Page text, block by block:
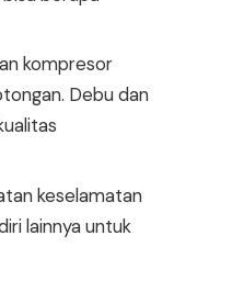
kompresor
Debu dan
keselamatan
lainnya untuk